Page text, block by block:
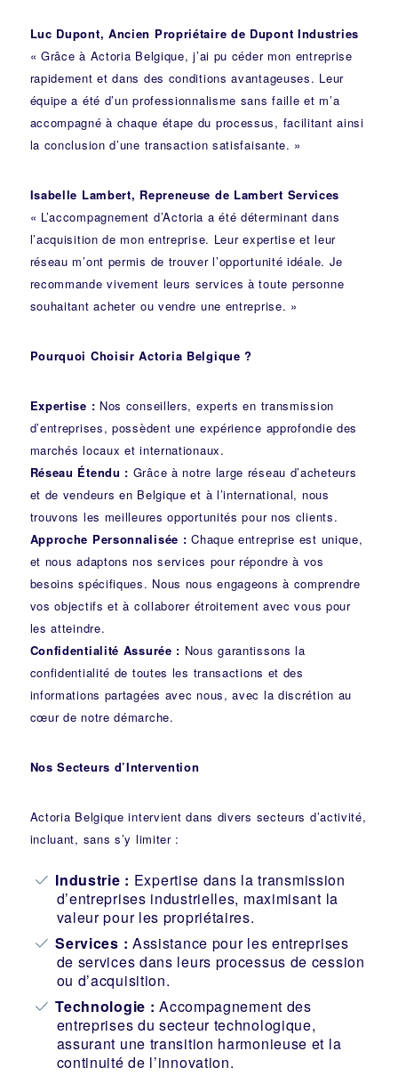
Luc Dupont, Ancien Propriétaire de Dupont Industries
« Grâce à Actoria Belgique, j’ai pu céder mon entreprise
rapidement et dans des conditions avantageuses. Leur
équipe a été d’un professionnalisme sans faille et m’a
accompagné à chaque étape du processus, facilitant ainsi
la conclusion d’une transaction satisfaisante. »
Isabelle Lambert, Repreneuse de Lambert Services
« L’accompagnement d’Actoria a été déterminant dans
l’acquisition de mon entreprise. Leur expertise et leur
réseau m’ont permis de trouver l’opportunité idéale. Je
recommande vivement leurs services à toute personne
souhaitant acheter ou vendre une entreprise. »
Pourquoi Choisir Actoria Belgique ?
Expertise : Nos conseillers, experts en transmission
d’entreprises, possèdent une expérience approfondie des
marchés locaux et internationaux.
Réseau Étendu : Grâce à notre large réseau d’acheteurs
et de vendeurs en Belgique et à l’international, nous
trouvons les meilleures opportunités pour nos clients.
Approche Personnalisée : Chaque entreprise est unique,
et nous adaptons nos services pour répondre à vos
besoins spécifiques. Nous nous engageons à comprendre
vos objectifs et à collaborer étroitement avec vous pour
les atteindre.
Confidentialité Assurée : Nous garantissons la
confidentialité de toutes les transactions et des
informations partagées avec nous, avec la discrétion au
cœur de notre démarche.
Nos Secteurs d’Intervention
Actoria Belgique intervient dans divers secteurs d’activité,
incluant, sans s’y limiter :
Industrie : Expertise dans la transmission
d’entreprises industrielles, maximisant la
valeur pour les propriétaires.
Services : Assistance pour les entreprises
de services dans leurs processus de cession
ou d’acquisition.
Technologie : Accompagnement des
entreprises du secteur technologique,
assurant une transition harmonieuse et la
continuité de l’innovation.